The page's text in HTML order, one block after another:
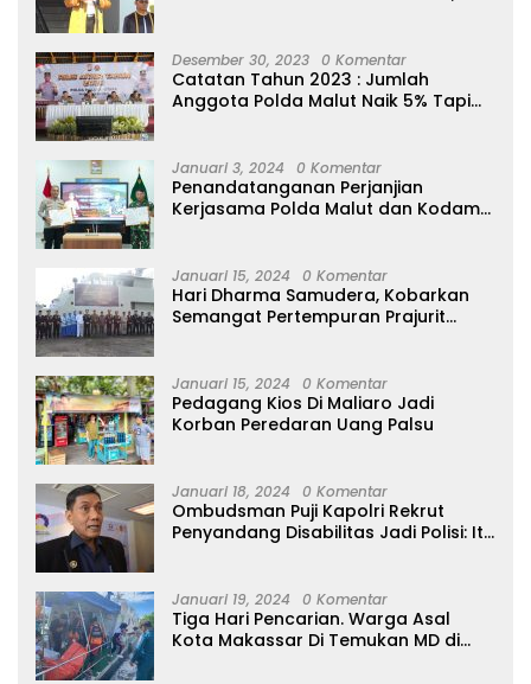
Desember 30, 2023 0 Komentar
Catatan Tahun 2023 : Jumlah
Anggota Polda Malut Naik 5% Tapi
Januari 3, 2024 0 Komentar
Penandatanganan Perjanjian
Kerjasama Polda Malut dan Kodam
Januari 15, 2024 0 Komentar
Hari Dharma Samudera, Kobarkan
Semangat Pertempuran Prajurit
Januari 15, 2024 0 Komentar
Pedagang Kios Di Maliaro Jadi
Korban Peredaran Uang Palsu
Januari 18, 2024 0 Komentar
Ombudsman Puji Kapolri Rekrut
Penyandang Disabilitas Jadi Polisi: Itu
Januari 19, 2024 0 Komentar
Tiga Hari Pencarian. Warga Asal
Kota Makassar Di Temukan MD di